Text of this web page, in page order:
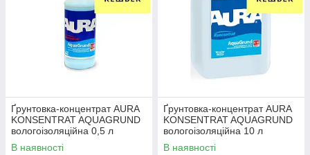
Ґрунтовка-концентрат AURA
KONSENTRAT AQUAGRUND
вологоізоляційна 0,5 л
В наявності
Ґрунтовка-концентрат AURA
KONSENTRAT AQUAGRUND
вологоізоляційна 10 л
В наявності